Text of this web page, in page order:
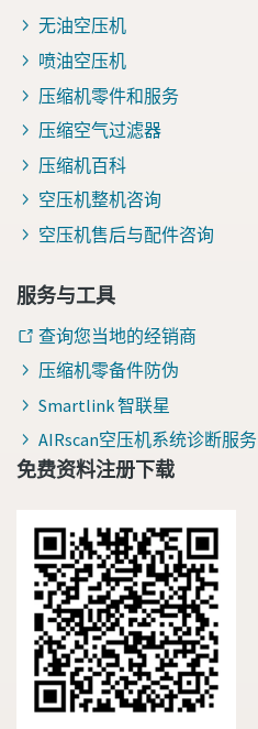
无油空压机
喷油空压机
压缩机零件和服务
压缩空气过滤器
压缩机百科
空压机整机咨询
空压机售后与配件咨询
服务与工具
查询您当地的经销商
压缩机零备件防伪
Smartlink 智联星
AIRscan空压机系统诊断服务
免费资料注册下载